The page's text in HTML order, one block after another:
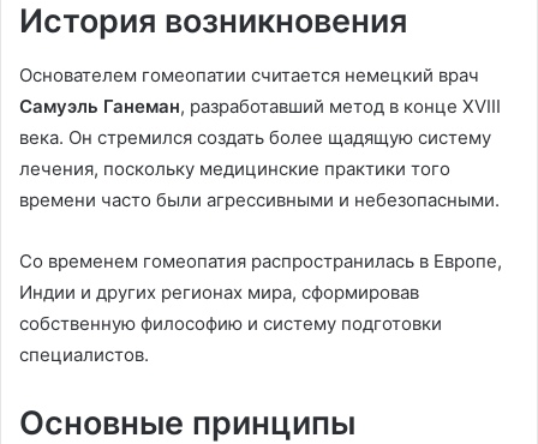
История возникновения
Основателем гомеопатии считается немецкий врач
Самуэль Ганеман, разработавший метод в конце XVIII
века. Он стремился создать более щадящую систему
лечения, поскольку медицинские практики того
времени часто были агрессивными и небезопасными.
Со временем гомеопатия распространилась в Европе,
Индии и других регионах мира, сформировав
собственную философию и систему подготовки
специалистов.
Основные принципы